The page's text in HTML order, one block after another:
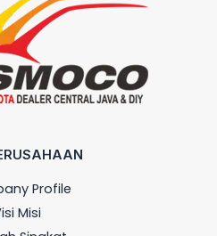
Profile
Misi